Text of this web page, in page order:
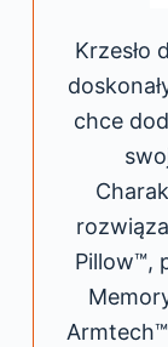
Krzesło
chce
Pillow™,